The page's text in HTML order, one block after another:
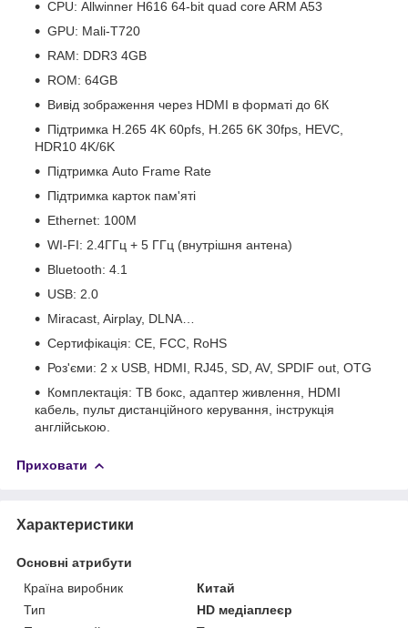
CPU: Allwinner H616 64-bit quad core ARM A53
GPU: Mali-T720
RAM: DDR3 4GB
ROM: 64GB
Вивід зображення через HDMI в форматі до 6К
Підтримка H.265 4K 60pfs, H.265 6K 30fps, HEVC,
HDR10 4K/6K
Підтримка Auto Frame Rate
Підтримка карток пам'яті
Ethernet: 100M
WI-FI: 2.4ГГц + 5 ГГц (внутрішня антена)
Bluetooth: 4.1
USB: 2.0
Miracast, Airplay, DLNA…
Сертифікація: CE, FCC, RoHS
Роз'єми: 2 x USB, HDMI, RJ45, SD, AV, SPDIF out, OTG
Комплектація: ТВ бокс, адаптер живлення, HDMI
кабель, пульт дистанційного керування, інструкція
англійською.
Приховати
Характеристики
Основні атрибути
Країна виробник
Китай
Тип
HD медіаплеєр